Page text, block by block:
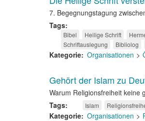
7. Begegnungstagung
Tags
Bibel Heilige Schrift
Schriftauslegung
Bibliolog
Kategorie Organisationen
Gehört der Islam zu
Warum Religionsfreiheit keine
Tags
Islam
Kategorie Organisationen